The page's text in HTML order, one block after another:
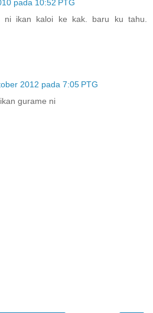
pada 10:52 PTG
ni ikan kaloi ke kak. baru ku tahu.
2012 pada 7:05 PTG
gurame ni